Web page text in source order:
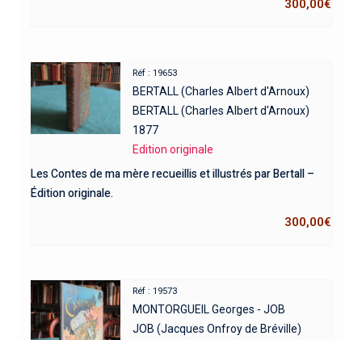
300,00€
Réf : 19653
BERTALL (Charles Albert d'Arnoux)
BERTALL (Charles Albert d'Arnoux)
1877
Edition originale
Les Contes de ma mère recueillis et illustrés par Bertall –
Édition originale.
300,00€
Réf : 19573
MONTORGUEIL Georges - JOB
JOB (Jacques Onfroy de Bréville)